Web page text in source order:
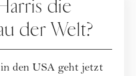
die
der Welt?
den USA geht jetzt